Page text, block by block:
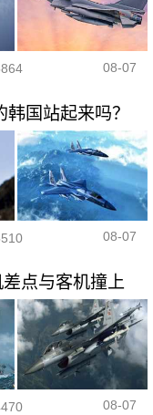
08-07
国站起来吗？
08-07
点与客机撞上
08-07